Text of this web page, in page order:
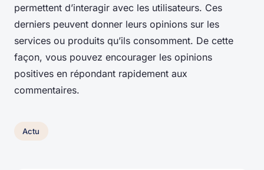
permettent d’interagir avec les utilisateurs. Ces
derniers peuvent donner leurs opinions sur les
services ou produits qu’ils consomment. De cette
façon, vous pouvez encourager les opinions
positives en répondant rapidement aux
commentaires.
Actu